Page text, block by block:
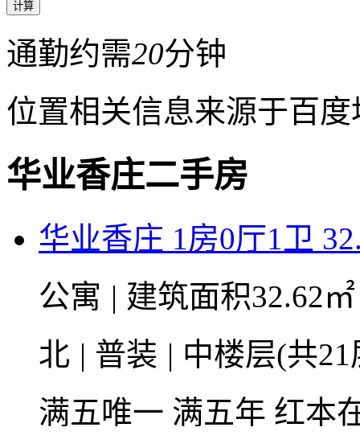
通勤约需20分钟
位置相关信息来源于百
华业香庄二手房
华业香庄 1房0厅1卫
公寓 | 建筑面积32.62
北 | 普装 | 中楼层(共
满五唯一 满五年 红本